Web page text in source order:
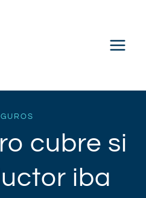
cubre si
iba